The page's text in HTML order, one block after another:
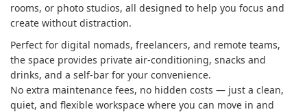
rooms, or photo studios, all designed to help you focus and
create without distraction.
Perfect for digital nomads, freelancers, and remote teams,
the space provides private air-conditioning, snacks and
drinks, and a self-bar for your convenience.
No extra maintenance fees, no hidden costs — just a clean,
quiet, and flexible workspace where you can move in and